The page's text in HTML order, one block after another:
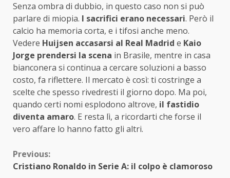
Senza ombra di dubbio, in questo caso non si può
parlare di miopia. I sacrifici erano necessari. Però il
calcio ha memoria corta, e i tifosi anche meno.
Vedere Huijsen accasarsi al Real Madrid e Kaio
Jorge prendersi la scena in Brasile, mentre in casa
bianconera si continua a cercare soluzioni a basso
costo, fa riflettere. Il mercato è così: ti costringe a
scelte che spesso rivedresti il giorno dopo. Ma poi,
quando certi nomi esplodono altrove, il fastidio
diventa amaro. E resta lì, a ricordarti che forse il
vero affare lo hanno fatto gli altri.
Continue
Previous:
Cristiano Ronaldo in Serie A: il colpo è clamoroso